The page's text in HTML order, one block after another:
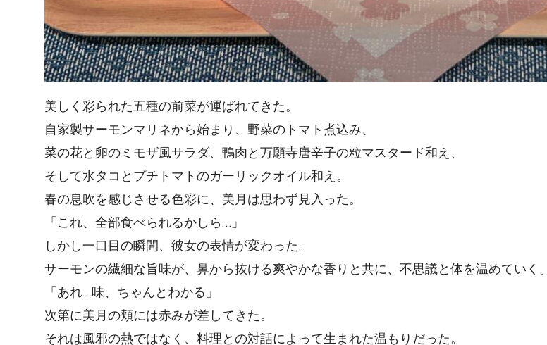
美しく彩られた五種の前菜が運ばれてきた。
自家製サーモンマリネから始まり、野菜のトマト煮込み、
菜の花と卵のミモザ風サラダ、鴨肉と万願寺唐辛子の粒マスタード和え、
そして水タコとプチトマトのガーリックオイル和え。
春の息吹を感じさせる色彩に、美月は思わず見入った。
「これ、全部食べられるかしら…」
しかし一口目の瞬間、彼女の表情が変わった。
サーモンの繊細な旨味が、鼻から抜ける爽やかな香りと共に、不思議と体を温めていく。
「あれ…味、ちゃんとわかる」
次第に美月の頬には赤みが差してきた。
それは風邪の熱ではなく、料理との対話によって生まれた温もりだった。